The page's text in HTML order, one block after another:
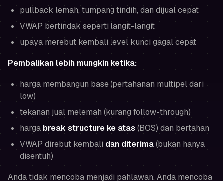
pullback lemah, tumpang tindih, dan dijual cepat
VWAP bertindak seperti langit-langit
upaya merebut kembali level kunci gagal cepat
Pembalikan lebih mungkin ketika:
harga membangun base (pertahanan multipel dari
low)
tekanan jual melemah (kurang follow-through)
harga break structure ke atas (BOS) dan bertahan
VWAP direbut kembali dan diterima(bukan hanya
disentuh)
Anda tidak mencoba menjadi pahlawan. Anda mencoba